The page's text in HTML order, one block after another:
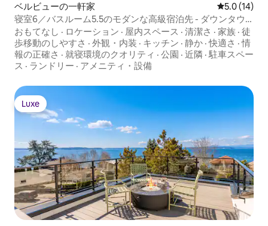
ベルビューの一軒家 レビュー14
5.0 (14)
寝室6／バスルーム5.5のモダンな高級宿泊先 - ダウンタウ
ンまで徒歩圏内
おもてなし · ロケーション · 屋内スペース · 清潔さ · 家族 · 徒
歩移動のしやすさ · 外観・内装 · キッチン · 静か ·快適さ ·情
報の正確さ · 就寝環境のクオリティ · 公園 · 近隣 ·駐車スペー
ス · ランドリー · アメニティ・設備
Luxe
Luxe